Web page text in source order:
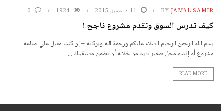
BY JAMAL SAMIR 11 ديسمبر، 2015 1924
0
كيف تدرس السوق وتقدم مشروع ناجح !
بسم الله الرحمن الرحيم السلام عليكم ورحمة الله وبركاته – إن كنت مقبل علي صناعه
مشروع أو إنشاء محل صغير تريد من خلاله أن تضمن مستقبلك ...
READ MORE